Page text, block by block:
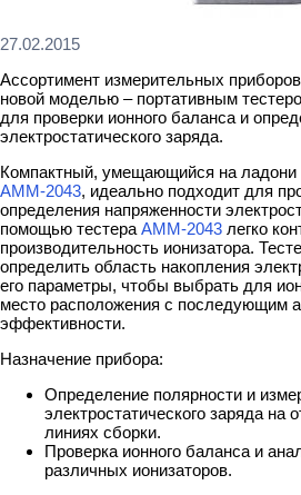
27.02.2015
Ассортимент измерительных
новой моделью – портативным
для проверки ионного баланса и
электростатического заряда.
Компактный, умещающийся на ладони
АММ-2043, идеально подходит для
определения напряженности
помощью тестера АММ-2043 легко
производительность ионизатора.
определить область накопления
его параметры, чтобы выбрать для
место расположения с последующим
эффективности.
Назначение прибора:
Определение полярности и
электростатического заряда на
линиях сборки.
Проверка ионного баланса и
различных ионизаторов.